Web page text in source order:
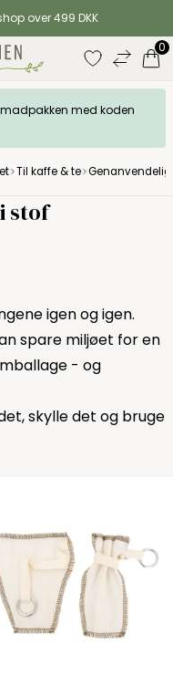
over 499 DKK
0
madpakken med koden
Til kaffe & te
stof
igen og igen.
spare miljøet for en
- og
skylle det og bruge